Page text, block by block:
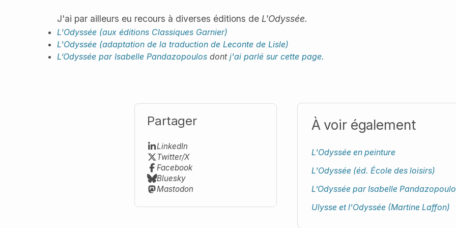
J'ai par ailleurs eu recours à diverses éditions de L'Odyssée.
L'Odyssée (aux éditions Classiques Garnier)
L'Odyssée (adaptation de la traduction de Leconte de Lisle)
L’Odyssée par Isabelle Pandazopoulos dont j'ai parlé sur cette page.
Partager
LinkedIn
Twitter/X
Facebook
Bluesky
Mastodon
À voir également
L'Odyssée en peinture
L'Odyssée (éd. École des loisirs)
L’Odyssée par Isabelle
Ulysse et l'Odyssée (Martine Laffon)